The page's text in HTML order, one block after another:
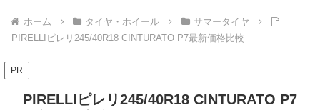
ホーム タイヤ・ホイール
サマータイヤ
PIRELLIピレリ245/40R18 CINTURATO P7最新価格比較
PR
PIRELLIピレリ245/40R18 CINTURATO P7